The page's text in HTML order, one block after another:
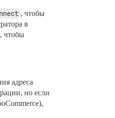
, чтобы
в
чтобы
адреса
но если